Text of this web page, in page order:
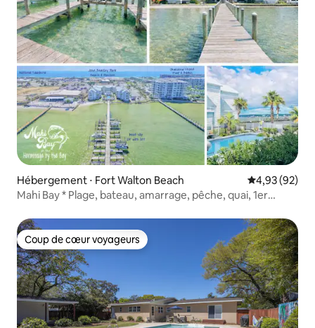
Hébergement ⋅ Fort Walton Beach Évaluation
4,93 (92)
Mahi Bay * Plage, bateau, amarrage, pêche, quai, 1er
Coup de cœur voyageurs
Coup de cœur voyageurs